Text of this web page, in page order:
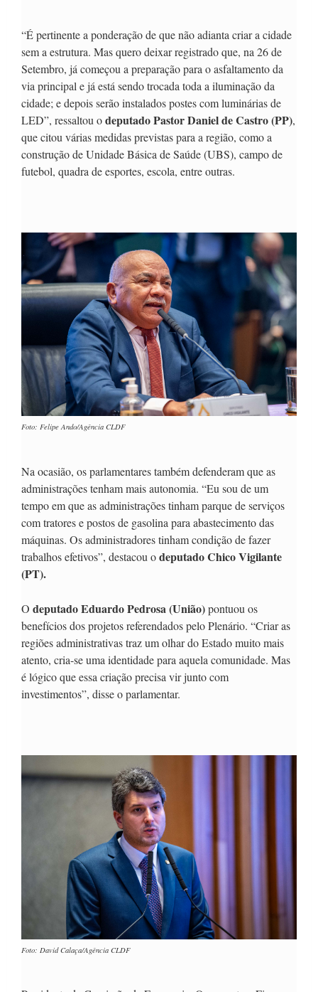
“É pertinente a ponderação de que não adianta criar a cidade
sem a estrutura. Mas quero deixar registrado que, na 26 de
Setembro, já começou a preparação para o asfaltamento da
via principal e já está sendo trocada toda a iluminação da
cidade; e depois serão instalados postes com luminárias de
LED”, ressaltou odeputado Pastor Daniel de Castro (PP),
que citou várias medidas previstas para a região, como a
construção de Unidade Básica de Saúde (UBS), campo de
futebol, quadra de esportes, escola, entre outras.
Foto: Felipe Ando/Agência CLDF
Na ocasião, os parlamentares também defenderam que as
administrações tenham mais autonomia. “Eu sou de um
tempo em que as administrações tinham parque de serviços
com tratores e postos de gasolina para abastecimento das
máquinas. Os administradores tinham condição de fazer
trabalhos efetivos”, destacou odeputado Chico Vigilante
(PT).
O deputado Eduardo Pedrosa (União)pontuou os
benefícios dos projetos referendados pelo Plenário. “Criar as
regiões administrativas traz um olhar do Estado muito mais
atento, cria-se uma identidade para aquela comunidade. Mas
é lógico que essa criação precisa vir junto com
investimentos”, disse o parlamentar.
Foto: David Calaça/Agência CLDF